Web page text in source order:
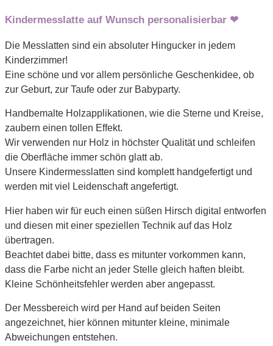
Kindermesslatte auf Wunsch personalisierbar ❤
Die Messlatten sind ein absoluter Hingucker in jedem
Kinderzimmer!
Eine schöne und vor allem persönliche Geschenkidee, ob
zur Geburt, zur Taufe oder zur Babyparty.
Handbemalte Holzapplikationen, wie die Sterne und Kreise,
zaubern einen tollen Effekt.
Wir verwenden nur Holz in höchster Qualität und schleifen
die Oberfläche immer schön glatt ab.
Unsere Kindermesslatten sind komplett handgefertigt und
werden mit viel Leidenschaft angefertigt.
Hier haben wir für euch einen süßen Hirsch digital entworfen
und diesen mit einer speziellen Technik auf das Holz
übertragen.
Beachtet dabei bitte, dass es mitunter vorkommen kann,
dass die Farbe nicht an jeder Stelle gleich haften bleibt.
Kleine Schönheitsfehler werden aber angepasst.
Der Messbereich wird per Hand auf beiden Seiten
angezeichnet, hier können mitunter kleine, minimale
Abweichungen entstehen.